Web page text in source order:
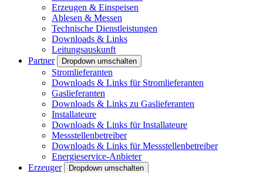
Erzeugen & Einspeisen
Ablesen & Messen
Technische Dienstleistungen
Downloads & Links
Leitungsauskunft
Partner
Dropdown umschalten
Stromlieferanten
Downloads & Links für Stromlieferanten
Gaslieferanten
Downloads & Links zu Gaslieferanten
Installateure
Downloads & Links für Installateure
Messstellenbetreiber
Downloads & Links für Messstellenbetreiber
Energieservice-Anbieter
Erzeuger
Dropdown umschalten